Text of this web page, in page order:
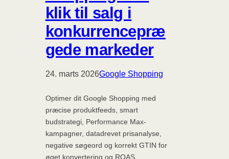
klik til salg i
konkurrencepræ
gede markeder
24. marts 2026Google Shopping
Optimer dit Google Shopping med
præcise produktfeeds, smart
budstrategi, Performance Max-
kampagner, datadrevet prisanalyse,
negative søgeord og korrekt GTIN for
øget konvertering og ROAS.